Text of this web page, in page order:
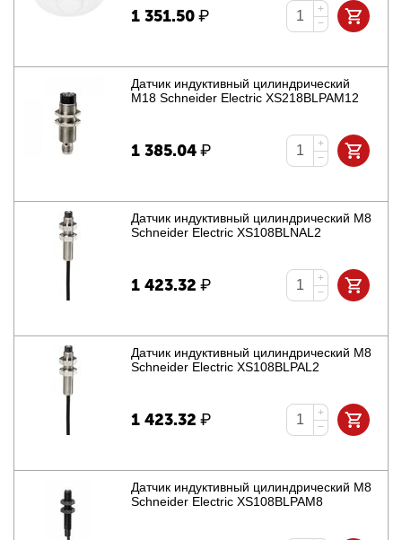
1 351.50₽
+
−
Датчик индуктивный цилиндрический
M18 Schneider Electric XS218BLPAM12
1 385.04₽
+
−
Датчик индуктивный цилиндрический M8
Schneider Electric XS108BLNAL2
1 423.32 ₽
+
−
Датчик индуктивный цилиндрический M8
Schneider Electric XS108BLPAL2
1 423.32 ₽
+
−
Датчик индуктивный цилиндрический M8
Schneider Electric XS108BLPAM8